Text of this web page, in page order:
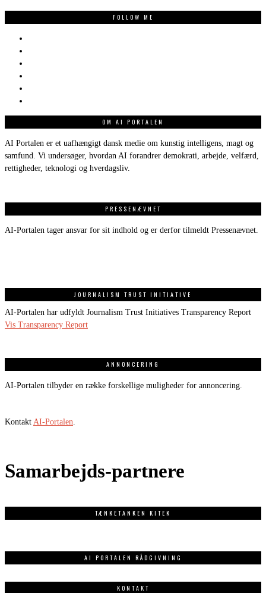
FOLLOW ME
OM AI PORTALEN
AI Portalen er et uafhængigt dansk medie om kunstig intelligens, magt og
samfund. Vi undersøger, hvordan AI forandrer demokrati, arbejde, velfærd,
rettigheder, teknologi og hverdagsliv.
PRESSENÆVNET
AI-Portalen tager ansvar for sit indhold og er derfor tilmeldt Pressenævnet.
JOURNALISM TRUST INITIATIVE
AI-Portalen har udfyldt Journalism Trust Initiatives Transparency Report
Vis Transparency Report
ANNONCERING
AI-Portalen tilbyder en række forskellige muligheder for annoncering.
Kontakt AI-Portalen
Samarbejds-partnere
TÆNKETANKEN KITEK
AI PORTALEN RÅDGIVNING
KONTAKT